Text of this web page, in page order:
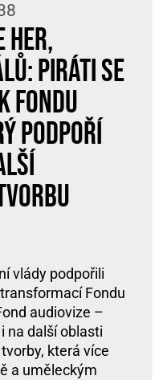
HER,
PIRÁTI SE
FONDU
PODPOŘÍ
vlády podpořili
Fondu
audiovize –
na další oblasti
která více
a uměleckým